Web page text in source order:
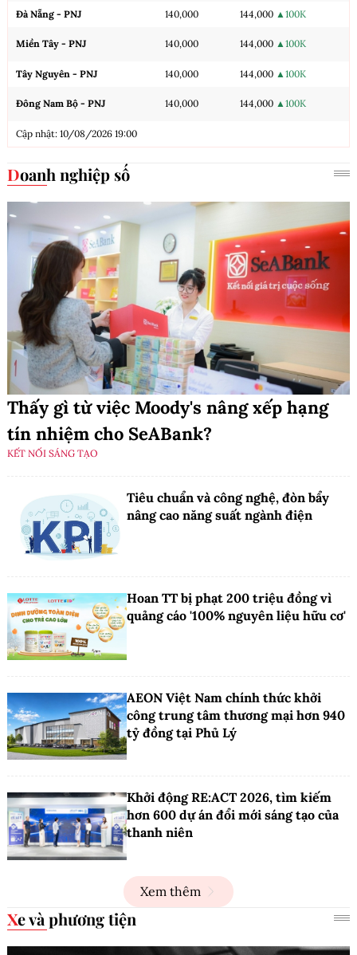
Đà Nẵng - PNJ 140,000 144,000 ▲100K
Miền Tây - PNJ 140,000 144,000 ▲100K
Tây Nguyên - PNJ 140,000 144,000 ▲100K
Đông Nam Bộ - PNJ 140,000 144,000 ▲100K
Cập nhật: 10/08/2026 19:00
Doanh nghiệp số
Thấy gì từ việc Moody's nâng xếp hạng
tín nhiệm cho SeABank?
KẾT NỐI SÁNG TẠO
Tiêu chuẩn và công nghệ, đòn bẩy
nâng cao năng suất ngành điện
Hoan TT bị phạt 200 triệu đồng vì
quảng cáo '100% nguyên liệu hữu cơ'
AEON Việt Nam chính thức khởi
công trung tâm thương mại hơn 940
tỷ đồng tại Phủ Lý
Khởi động RE:ACT 2026, tìm kiếm
hơn 600 dự án đổi mới sáng tạo của
thanh niên
Xem thêm
Xe và phương tiện